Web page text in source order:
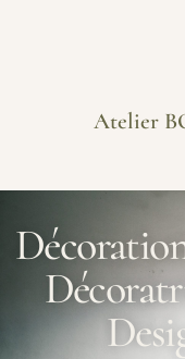
Atelier